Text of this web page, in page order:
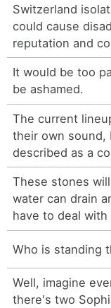
Switzerland
could cause
reputation and
It would be too
be ashamed.
The current
their own sound,
described as a
These stones
water can drain
have to deal
Who is standing
Well, imagine
there's two